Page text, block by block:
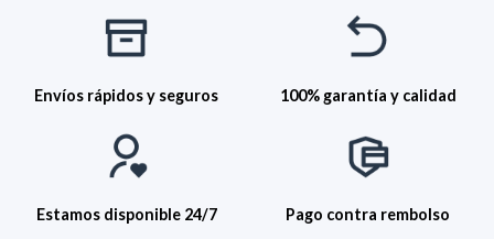
Envíos rápidos y seguros 100% garantía y calidad
Estamos disponible 24/7 Pago contra rembolso